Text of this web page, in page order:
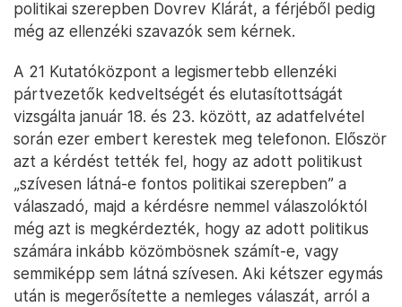
politikai szerepben Dovrev Klárát, a férjéből pedig
még az ellenzéki szavazók sem kérnek.
A 21 Kutatóközpont a legismertebb ellenzéki
pártvezetők kedveltségét és elutasítottságát
vizsgálta január 18. és 23. között, az adatfelvétel
során ezer embert kerestek meg telefonon. Először
azt a kérdést tették fel, hogy az adott politikust
„szívesen látná-e fontos politikai szerepben” a
válaszadó, majd a kérdésre nemmel válaszolóktól
még azt is megkérdezték, hogy az adott politikus
számára inkább közömbösnek számít-e, vagy
semmiképp sem látná szívesen. Aki kétszer egymás
után is megerősítette a nemleges válaszát, arról a